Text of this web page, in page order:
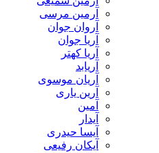
آرمین مرسی
آروان جوان
آریا جوان
آریا کهتر
آریابد
آریان موسوی
آرین یاری
آمین
آیدار
آیسا حیدری
آیکان رفیعی